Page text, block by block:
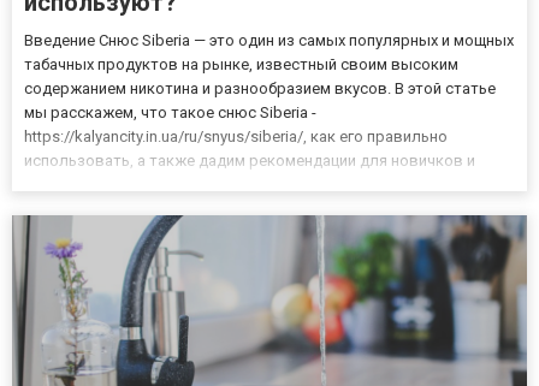
Введение Снюс Siberia — это один из самых популярных и мощных
табачных продуктов на рынке, известный своим высоким
содержанием никотина и разнообразием вкусов. В этой статье
мы расскажем, что такое снюс Siberia -
https://kalyancity.in.ua/ru/snyus/siberia/, как его правильно
использовать, а также дадим рекомендации для новичков и
удовольствия от его исполь...